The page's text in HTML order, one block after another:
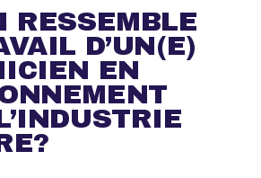
RESSEMBLE
D’UN(E)
EN